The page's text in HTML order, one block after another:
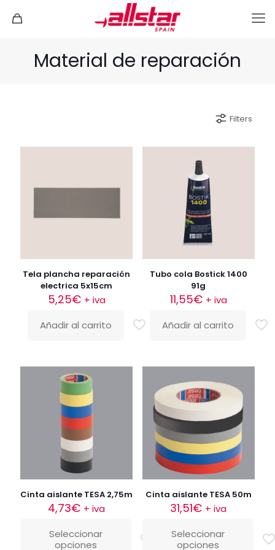
Material de reparación
Filters
Tela plancha reparación
electrica 5x15cm
5,25€ + iva
Añadir al carrito
Tubo cola Bostick 1400
91g
11,55€ + iva
Añadir al carrito
Cinta aislante TESA 2,75m
4,73€ + iva
Seleccionar
opciones
Cinta aislante TESA 50m
31,51€ + iva
Seleccionar
opciones